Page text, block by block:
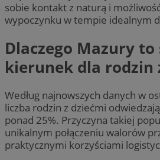
sobie kontakt z naturą i
wypoczynku w tempie idealnym
Dlaczego Mazury
kierunek dla rodzin
Według najnowszych danych w
liczba rodzin z dziećmi
ponad 25%. Przyczyna takiej
unikalnym połączeniu walorów
praktycznymi korzyściami